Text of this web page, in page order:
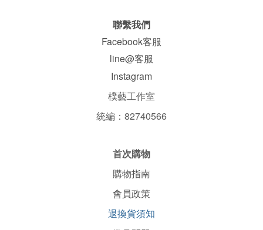
聯繫我們
Facebook客服
line@客服
Instagram
樸藝工作室
統編：82740566
首次購物
購物指南
會員政策
退換貨須知